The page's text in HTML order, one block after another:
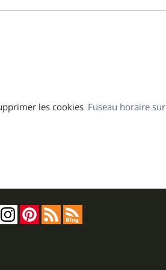
Fuseau horaire sur
les cookies